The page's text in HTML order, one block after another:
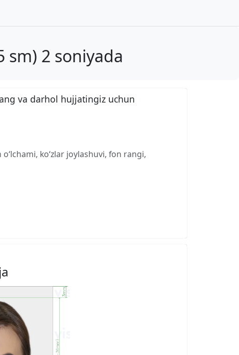
sm) 2 soniyada
va darhol hujjatingiz uchun
ko‘zlar joylashuvi, fon rangi,